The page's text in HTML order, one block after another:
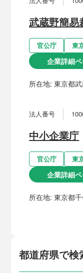
都道府県で検
武蔵野簡易
官公庁 東
企業詳細
所在地:東京都
法人番号
中小企業庁
官公庁 東
企業詳細
所在地:東京都